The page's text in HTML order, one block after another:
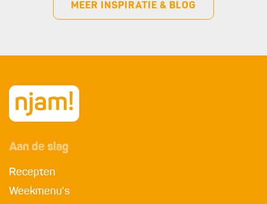
MEER INSPIRATIE & BLOG
Aan de slag
Recepten
Weekmenu's